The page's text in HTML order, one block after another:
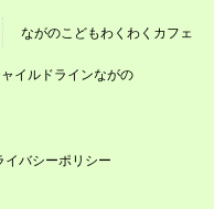
ながのこどもわくわくカフェ
イルドラインながの
イバシーポリシー